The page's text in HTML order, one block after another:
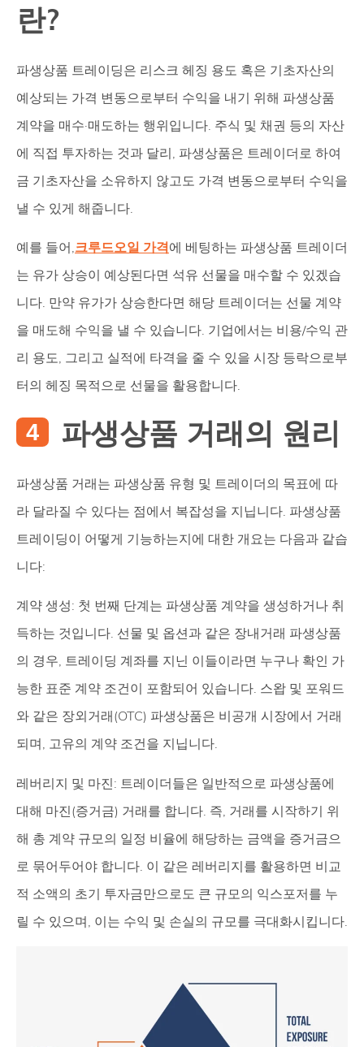
란?
파생상품 트레이딩은 리스크 헤징 용도 혹은 기초자산의
예상되는 가격 변동으로부터 수익을 내기 위해 파생상품
계약을 매수·매도하는 행위입니다. 주식 및 채권 등의 자산
에 직접 투자하는 것과 달리, 파생상품은 트레이더로 하여
금 기초자산을 소유하지 않고도 가격 변동으로부터 수익을
낼 수 있게 해줍니다.
예를 들어,크루드오일 가격에 베팅하는 파생상품 트레이더
는 유가 상승이 예상된다면 석유 선물을 매수할 수 있겠습
니다. 만약 유가가 상승한다면 해당 트레이더는 선물 계약
을 매도해 수익을 낼 수 있습니다. 기업에서는 비용/수익 관
리 용도, 그리고 실적에 타격을 줄 수 있을 시장 등락으로부
터의 헤징 목적으로 선물을 활용합니다.
파생상품 거래의 원리
파생상품 거래는 파생상품 유형 및 트레이더의 목표에 따
라 달라질 수 있다는 점에서 복잡성을 지닙니다. 파생상품
트레이딩이 어떻게 기능하는지에 대한 개요는 다음과 같습
니다:
계약 생성: 첫 번째 단계는 파생상품 계약을 생성하거나 취
득하는 것입니다. 선물 및 옵션과 같은 장내거래 파생상품
의 경우, 트레이딩 계좌를 지닌 이들이라면 누구나 확인 가
능한 표준 계약 조건이 포함되어 있습니다. 스왑 및 포워드
와 같은 장외거래(OTC) 파생상품은 비공개 시장에서 거래
되며, 고유의 계약 조건을 지닙니다.
레버리지 및 마진: 트레이더들은 일반적으로 파생상품에
대해 마진(증거금) 거래를 합니다. 즉, 거래를 시작하기 위
해 총 계약 규모의 일정 비율에 해당하는 금액을 증거금으
로 묶어두어야 합니다. 이 같은 레버리지를 활용하면 비교
적 소액의 초기 투자금만으로도 큰 규모의 익스포저를 누
릴 수 있으며, 이는 수익 및 손실의 규모를 극대화시킵니다.